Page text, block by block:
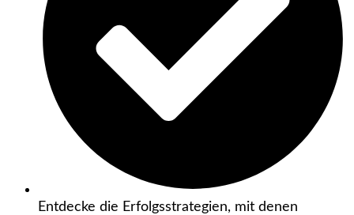
Entdecke die Erfolgsstrategien, mit denen